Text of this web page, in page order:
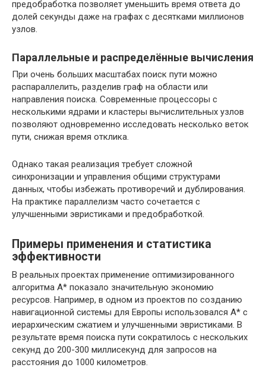
предобработка позволяет уменьшить время ответа до
долей секунды даже на графах с десятками миллионов
узлов.
Параллельные и распределённые вычисления
При очень больших масштабах поиск пути можно
распараллелить, разделив граф на области или
направления поиска. Современные процессоры с
несколькими ядрами и кластеры вычислительных узлов
позволяют одновременно исследовать несколько веток
пути, снижая время отклика.
Однако такая реализация требует сложной
синхронизации и управления общими структурами
данных, чтобы избежать противоречий и дублирования.
На практике параллелизм часто сочетается с
улучшенными эвристиками и предобработкой.
Примеры применения и статистика
эффективности
В реальных проектах применение оптимизированного
алгоритма A* показало значительную экономию
ресурсов. Например, в одном из проектов по созданию
навигационной системы для Европы использовался A* с
иерархическим сжатием и улучшенными эвристиками. В
результате время поиска пути сократилось с нескольких
секунд до 200-300 миллисекунд для запросов на
расстояния до 1000 километров.